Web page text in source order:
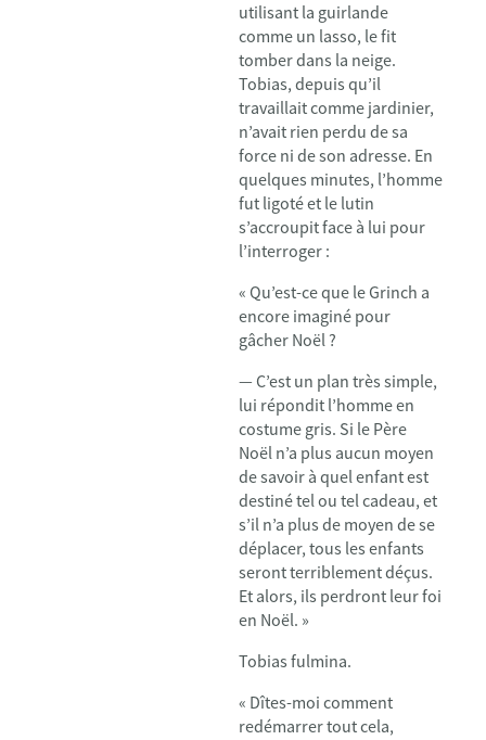
utilisant la guirlande
comme un lasso, le fit
tomber dans la neige.
Tobias, depuis qu’il
travaillait comme jardinier,
n’avait rien perdu de sa
force ni de son adresse. En
quelques minutes, l’homme
fut ligoté et le lutin
s’accroupit face à lui pour
l’interroger :
« Qu’est-ce que le Grinch a
encore imaginé pour
gâcher Noël ?
— C’est un plan très simple,
lui répondit l’homme en
costume gris. Si le Père
Noël n’a plus aucun moyen
de savoir à quel enfant est
destiné tel ou tel cadeau, et
s’il n’a plus de moyen de se
déplacer, tous les enfants
seront terriblement déçus.
Et alors, ils perdront leur foi
en Noël. »
Tobias fulmina.
« Dîtes-moi comment
redémarrer tout cela,